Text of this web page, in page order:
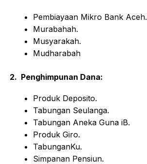
Pembiayaan Mikro Bank Aceh.
Murabahah.
Musyarakah.
Mudharabah
2. Penghimpunan Dana:
Produk Deposito.
Tabungan Seulanga.
Tabungan Aneka Guna iB.
Produk Giro.
TabunganKu.
Simpanan Pensiun.